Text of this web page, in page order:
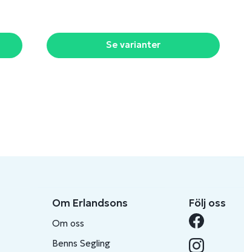
Se varianter
Om Erlandsons
Om oss
Benns Segling
Följ oss